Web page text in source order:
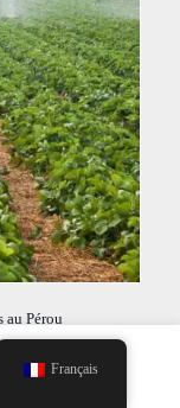
au Pérou
Français